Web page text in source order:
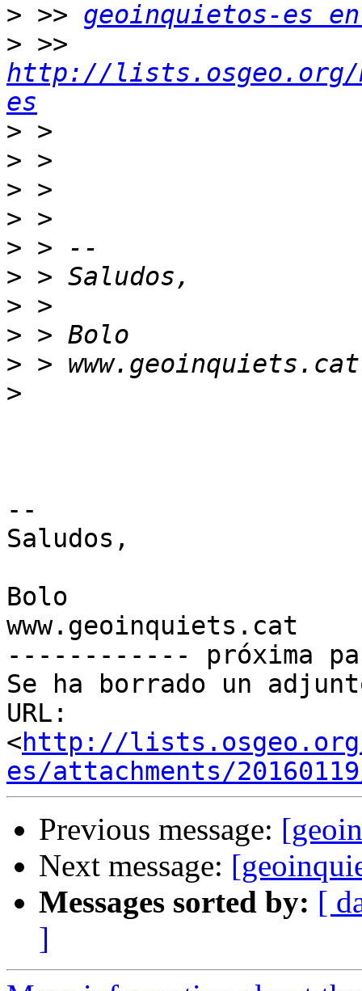
> >> geoinquietos-es
>
http://lists.osgeo.org/
es
>
>
>
>
>
>
>
>
>
>
--
Saludos,
Bolo
www.geoinquiets.cat
------------ próxima
Se ha borrado un
URL:
<http://
es/attachments/
Previous message:
Next message:
Messages sorted by: [
]